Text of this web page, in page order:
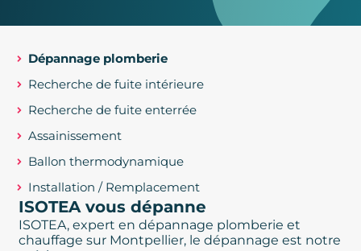
Dépannage plomberie
Recherche de fuite intérieure
Recherche de fuite enterrée
Assainissement
Ballon thermodynamique
Installation / Remplacement
ISOTEA vous dépanne
ISOTEA, expert en dépannage plomberie et
chauffage sur Montpellier, le dépannage est notre